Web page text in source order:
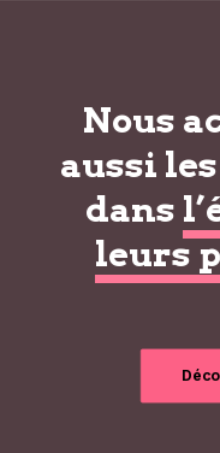
Nous
aussi
dans
leurs